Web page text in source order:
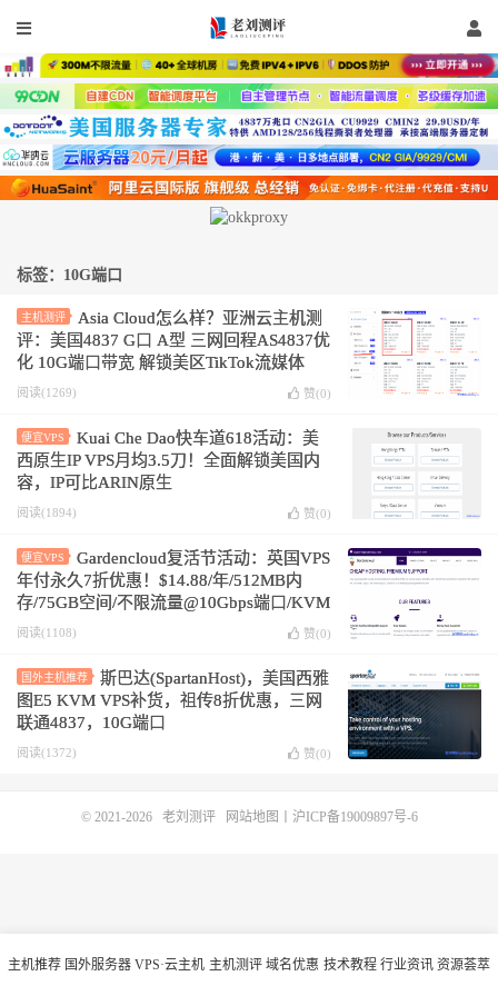
标签：10G端口
主机测评
Asia Cloud怎么样？亚洲云主机测
评：美国4837 G口 A型 三网回程AS4837优
化 10G端口带宽 解锁美区TikTok流媒体
阅读(1269) 赞(0)
便宜VPS
Kuai Che Dao快车道618活动：美
西原生IP VPS月均3.5刀！全面解锁美国内
容，IP可比ARIN原生
阅读(1894) 赞(0)
便宜VPS
Gardencloud复活节活动：英国VPS
年付永久7折优惠！$14.88/年/512MB内
存/75GB空间/不限流量@10Gbps端口/KVM
阅读(1108) 赞(0)
国外主机推荐
斯巴达(SpartanHost)，美国西雅
图E5 KVM VPS补货，祖传8折优惠，三网
联通4837，10G端口
阅读(1372) 赞(0)
主机推荐 国外服务器 VPS·云主机 主机测评 域名优惠 技术教程 行业资讯 资源荟萃
© 2021-2026 老刘测评 网站地图 沪ICP备19009897号-6